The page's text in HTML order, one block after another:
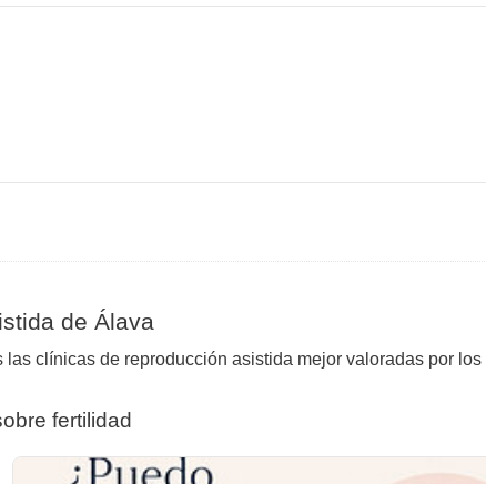
de Álava
clínicas de reproducción asistida mejor valoradas por
fertilidad